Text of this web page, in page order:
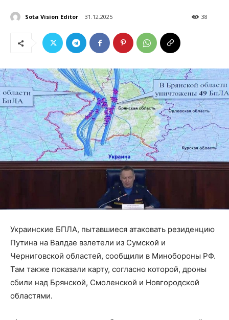
Sota Vision Editor 31.12.2025 38
Украинские БПЛА, пытавшиеся атаковать резиденцию
Путина на Валдае взлетели из Сумской и
Черниговской областей, сообщили в Минобороны РФ.
Там также показали карту, согласно которой, дроны
сбили над Брянской, Смоленской и Новгородской
областями.